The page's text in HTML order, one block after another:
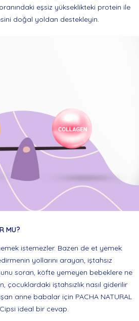
eşsiz yükseklikteki protein ile
doğal yoldan destekleyin.
MU?
istemezler. Bazen de et yemek
yollarını arayan, iştahsız
soran, köfte yemeyen bebeklere ne
çocuklardaki iştahsızlık nasıl giderilir
anne babalar için PACHA NATURAL
ideal bir cevap.